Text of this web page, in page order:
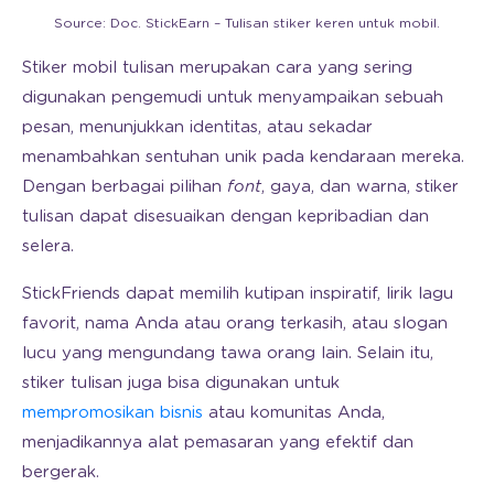
Source: Doc. StickEarn – Tulisan stiker keren untuk mobil.
Stiker mobil tulisan merupakan cara yang sering
digunakan pengemudi untuk menyampaikan sebuah
pesan, menunjukkan identitas, atau sekadar
menambahkan sentuhan unik pada kendaraan mereka.
Dengan berbagai pilihan font, gaya, dan warna, stiker
tulisan dapat disesuaikan dengan kepribadian dan
selera.
StickFriends dapat memilih kutipan inspiratif, lirik lagu
favorit, nama Anda atau orang terkasih, atau slogan
lucu yang mengundang tawa orang lain. Selain itu,
stiker tulisan juga bisa digunakan untuk
mempromosikan bisnis atau komunitas Anda,
menjadikannya alat pemasaran yang efektif dan
bergerak.